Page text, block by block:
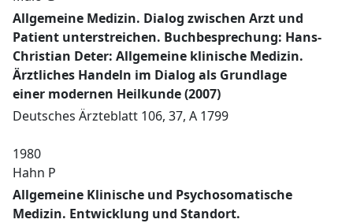
Allgemeine Medizin. Dialog zwischen Arzt und
Patient unterstreichen. Buchbesprechung: Hans-
Christian Deter: Allgemeine klinische Medizin.
Ärztliches Handeln im Dialog als Grundlage
einer modernen Heilkunde (2007)
Deutsches Ärzteblatt 106, 37, A 1799
1980
Hahn P
Allgemeine Klinische und Psychosomatische
Medizin. Entwicklung und Standort.